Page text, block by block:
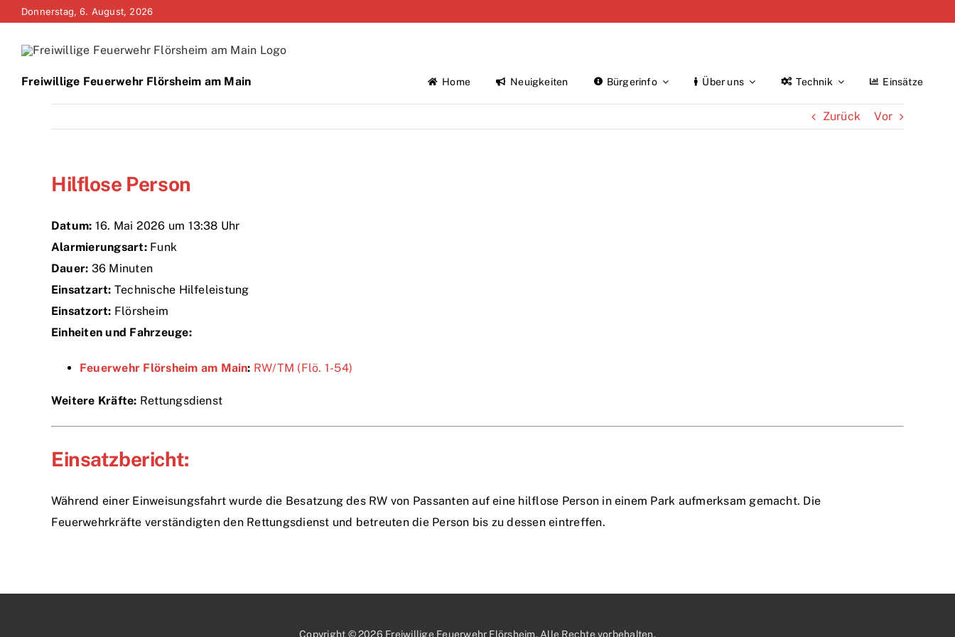
Zum
springen
Donnerstag, 6. August, 2026
Freiwillige Feuerwehr Flörsheim am Main Home Neuigkeiten Bürgerinfo Über uns Technik Einsätze
Zurück Vor
Hilflose Person
Datum: 16. Mai 2026 um 13:38 Uhr
Alarmierungsart:Funk
Dauer: 36 Minuten
Einsatzart: Technische Hilfeleistung
Einsatzort: Flörsheim
Einheiten und Fahrzeuge:
Feuerwehr Flörsheim am Main: RW/TM (Flö. 1-54)
Weitere Kräfte: Rettungsdienst
Einsatzbericht:
Während einer Einweisungsfahrt wurde die Besatzung des RW von Passanten auf eine hilflose Person in einem Park aufmerksam gemacht. Die
Feuerwehrkräfte verständigten den Rettungsdienst und betreuten die Person bis zu dessen eintreffen.
Copyright © 2026 Freiwillige Feuerwehr Flörsheim. Alle Rechte vorbehalten.